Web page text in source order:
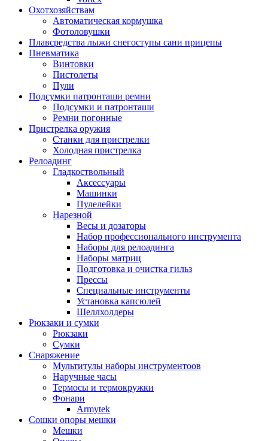
Охотхозяйствам
Автоматическая кормушка
Фотоловушки
Плавсредства лыжи снегоступы сани прицепы
Пневматика
Винтовки
Пистолеты
Пули
Подсумки патронташи ремни
Подсумки и патронташи
Ремни погонные
Пристрелка оружия
Станки для пристрелки
Холодная пристрелка
Релоадинг
Гладкоствольный
Аксессуары
Машинки
Пулелейки
Нарезной
Весы и дозаторы
Набор профессионального инструмента
Наборы для релоадинга
Наборы матриц
Подготовка и очистка гильз
Прессы
Специальные инструменты
Установка капсюлей
Шеллхолдеры
Рюкзаки и сумки
Рюкзаки
Сумки
Снаряжение
Мультитулы наборы инструментоов
Наручные часы
Термосы и термокружки
Фонари
Armytek
Сошки опоры мешки
Мешки